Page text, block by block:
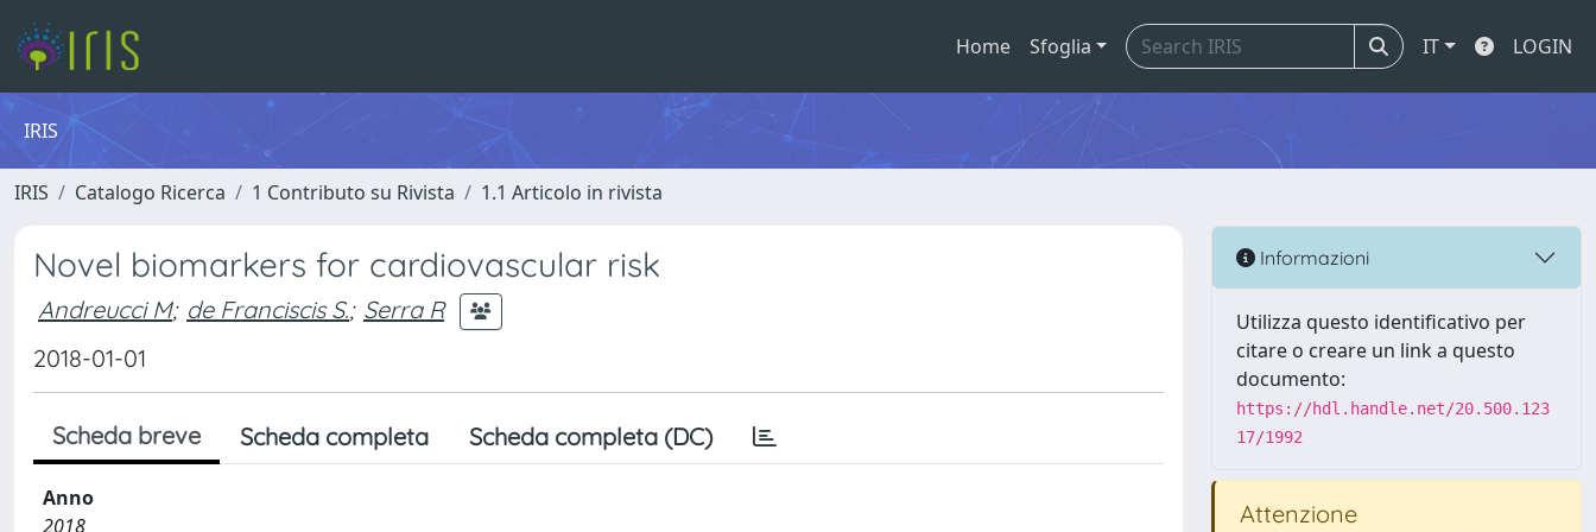
Home Sfoglia IT LOGIN
IRIS
IRIS Catalogo Ricerca 1 Contributo su Rivista 1.1 Articolo in rivista
Novel biomarkers for cardiovascular risk
Andreucci M; de Franciscis S.; Serra R
2018-01-01
Scheda breve Scheda completa Scheda completa (DC)
Anno
2018
Informazioni
Utilizza questo identificativo per
citare o creare un link a questo
documento:
https://hdl.handle.net/20.500.123
17/1992
Attenzione